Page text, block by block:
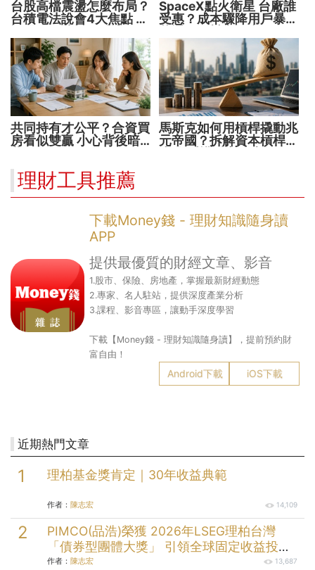
台股高檔震盪怎麼布局？
台積電法說會4大焦點 AI
SpaceX點火衛星 台廠誰
受惠？成本驟降用戶暴增
共同持有才公平？合資買
房看似雙贏 小心背後暗
馬斯克如何用槓桿撬動兆
元帝國？拆解資本槓桿5
理財工具推薦
下載Money錢 - 理財知識隨身讀
APP
提供最優質的財經文章、影音
1.股市、保險、房地產，掌握最新財經動態
2.專家、名人駐站，提供深度產業分析
3.課程、影音專區，讓動手深度學習
下載【Money錢 - 理財知識隨身讀】，提前預約財
富自由！
Android下載 iOS下載
近期熱門文章
理柏基金獎肯定｜30年收益典範
作者： 陳志宏 14,109
PIMCO(品浩)榮獲 2026年LSEG理柏台灣
「債券型團體大獎」 引領全球固定收益投資
逾半世紀的投資實力
作者： 陳志宏 13,687